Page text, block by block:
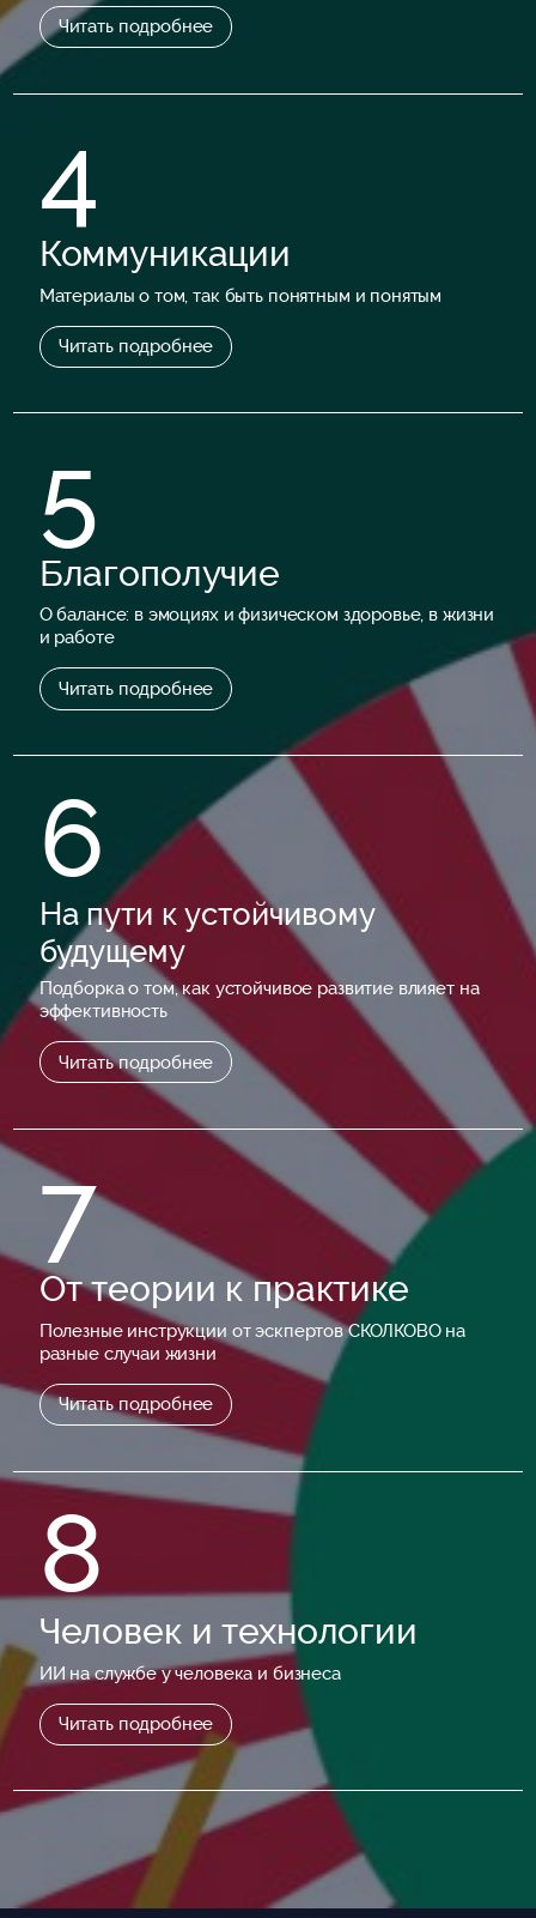
Читать подробнее
4
Коммуникации
Материалы о том, так быть понятным и понятым
Читать подробнее
5
Благополучие
О балансе: в эмоциях и физическом здоровье, в жизни
и работе
Читать подробнее
6
На пути к устойчивому
будущему
Подборка о том, как устойчивое развитие влияет на
эффективность
Читать подробнее
7
От теории к практике
Полезные инструкции от эскпертов СКОЛКОВО на
разные случаи жизни
Читать подробнее
8
Человек и технологии
ИИ на службе у человека и бизнеса
Читать подробнее